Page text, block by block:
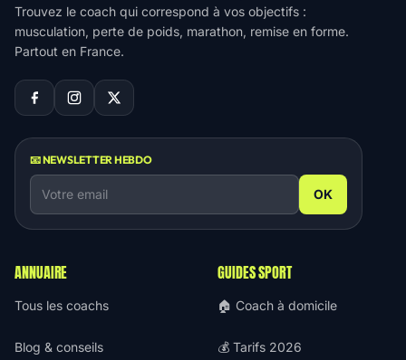
Trouvez le coach qui correspond à vos objectifs :
musculation, perte de poids, marathon, remise en forme.
Partout en France.
📧 NEWSLETTER HEBDO
OK
ANNUAIRE
Tous les coachs
Blog & conseils
GUIDES SPORT
🏠 Coach à domicile
💰 Tarifs 2026